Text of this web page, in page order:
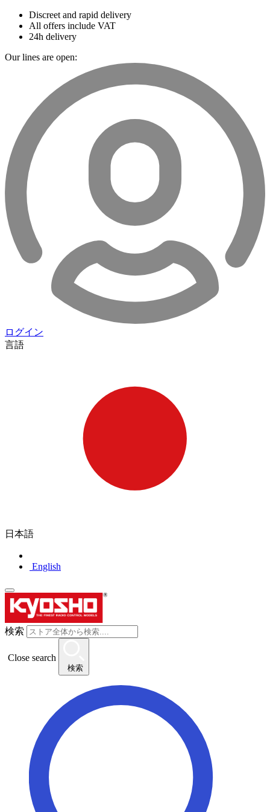
Discreet and rapid delivery
All offers include VAT
24h delivery
Our lines are open:
ログイン
言語
日本語
English
検索
Close search
検索